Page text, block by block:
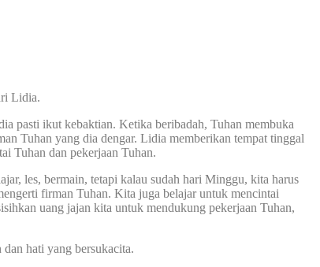
Lidia.
pasti ikut kebaktian. Ketika beribadah, Tuhan membuka
Tuhan yang dia dengar. Lidia memberikan tempat tinggal
Tuhan dan pekerjaan Tuhan.
les, bermain, tetapi kalau sudah hari Minggu, kita harus
firman Tuhan. Kita juga belajar untuk mencintai
uang jajan kita untuk mendukung pekerjaan Tuhan,
hati yang bersukacita.